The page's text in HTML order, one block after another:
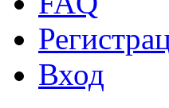
Вход